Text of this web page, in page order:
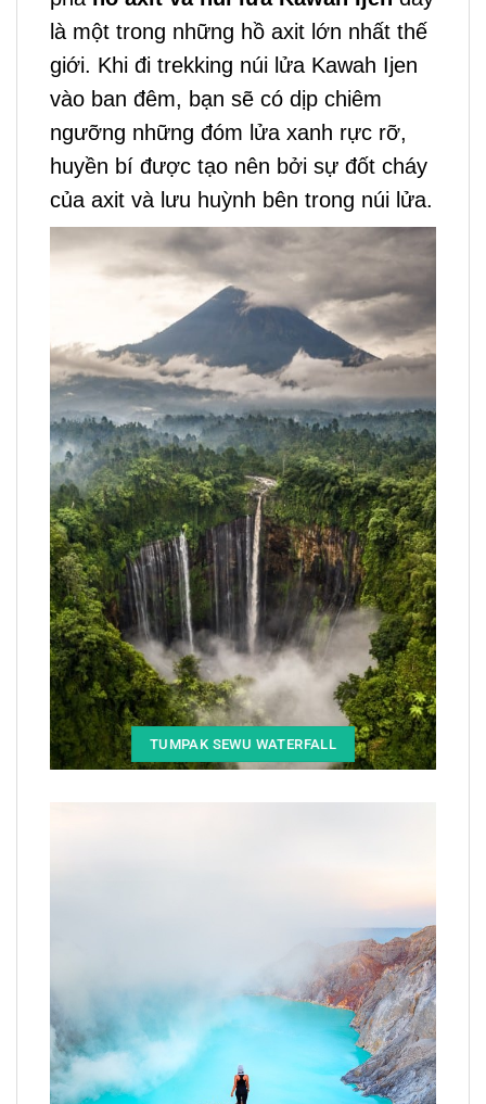
là một trong những hồ axit lớn nhất thế
giới. Khi đi trekking núi lửa Kawah Ijen
vào ban đêm, bạn sẽ có dịp chiêm
ngưỡng những đóm lửa xanh rực rỡ,
huyền bí được tạo nên bởi sự đốt cháy
của axit và lưu huỳnh bên trong núi lửa.
TUMPAK SEWU WATERFALL